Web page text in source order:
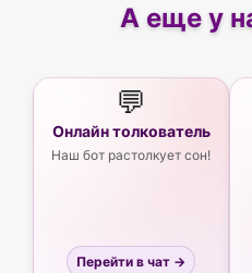
А еще у
💬
Онлайн толкователь
Наш бот растолкует сон!
Перейти в чат →